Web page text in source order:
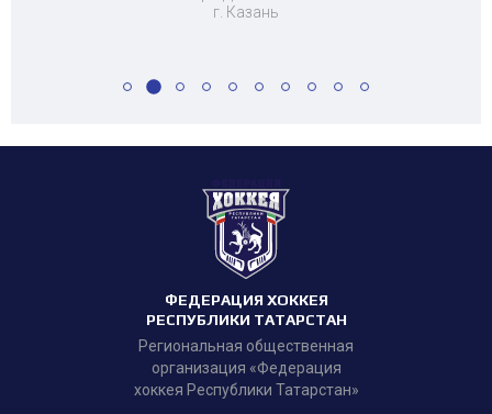
г. Казань
ФЕДЕРАЦИЯ ХОККЕЯ
РЕСПУБЛИКИ ТАТАРСТАН
Региональная общественная
организация «Федерация
хоккея Республики Татарстан»